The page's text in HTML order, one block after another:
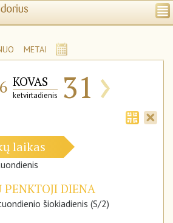
METAI
KOVAS
ketvirtadienis 31 ›
laikas
PENKTOJI DIENA
šiokiadienis (S/2)